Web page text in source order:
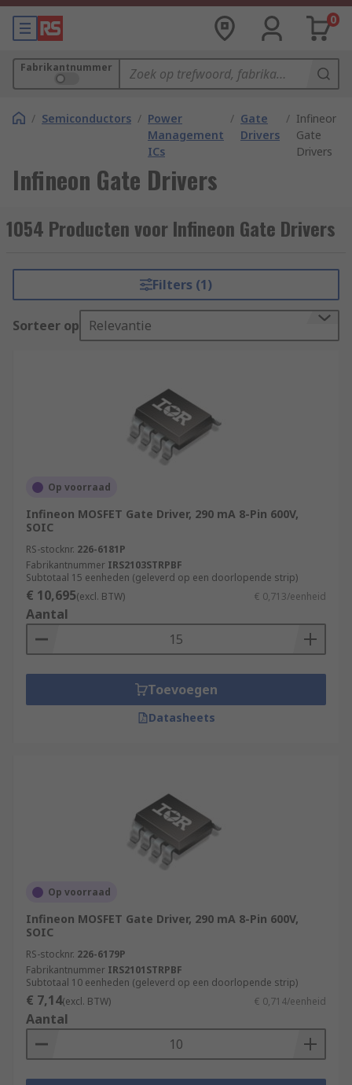
0
Fabrikantnummer
/ Semiconductors / Power
Management
ICs
/ Gate
Drivers
/ Infineon
Gate
Drivers
Infineon Gate Drivers
1054 Producten voor Infineon Gate Drivers
Filters (1)
Sorteer op Relevantie
Op voorraad
Infineon MOSFET Gate Driver, 290 mA 8-Pin 600V,
SOIC
RS-stocknr. 226-6181P
Fabrikantnummer IRS2103STRPBF
Subtotaal 15 eenheden (geleverd op een doorlopende strip)
€ 10,695(excl. BTW) € 0,713/eenheid
Aantal
Toevoegen
Datasheets
Op voorraad
Infineon MOSFET Gate Driver, 290 mA 8-Pin 600V,
SOIC
RS-stocknr. 226-6179P
Fabrikantnummer IRS2101STRPBF
Subtotaal 10 eenheden (geleverd op een doorlopende strip)
€ 7,14(excl. BTW) € 0,714/eenheid
Aantal